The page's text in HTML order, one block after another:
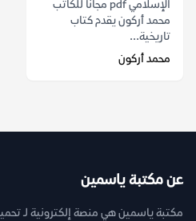
الإسلامي pdf مجانا للكاتب
محمد أركون يقدم كتاب
تاريخية...
محمد أركون
عن مكتبة ياسمين
مكتبة ياسمين هي منصة إلكترونية لـ